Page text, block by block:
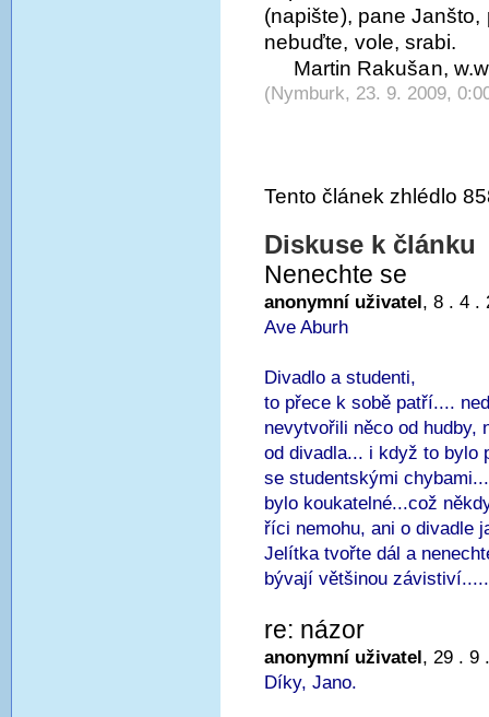
(napište), pane
nebuďte, vole, srabi.
Martin Rakušan,
(Nymburk, 23. 9. 2009,
Tento článek zhlédlo
Diskuse k článku
Nenechte se
anonymní uživatel, 8 . 4 .
Ave Aburh
Divadlo a studenti,
to přece k sobě patří....
nevytvořili něco od hudby,
od divadla... i když to bylo
se studentskými
bylo koukatelné...což
říci nemohu, ani o divadle
Jelítka tvořte dál a
bývají většinou
re: názor
anonymní uživatel, 29 . 9
Díky, Jano.